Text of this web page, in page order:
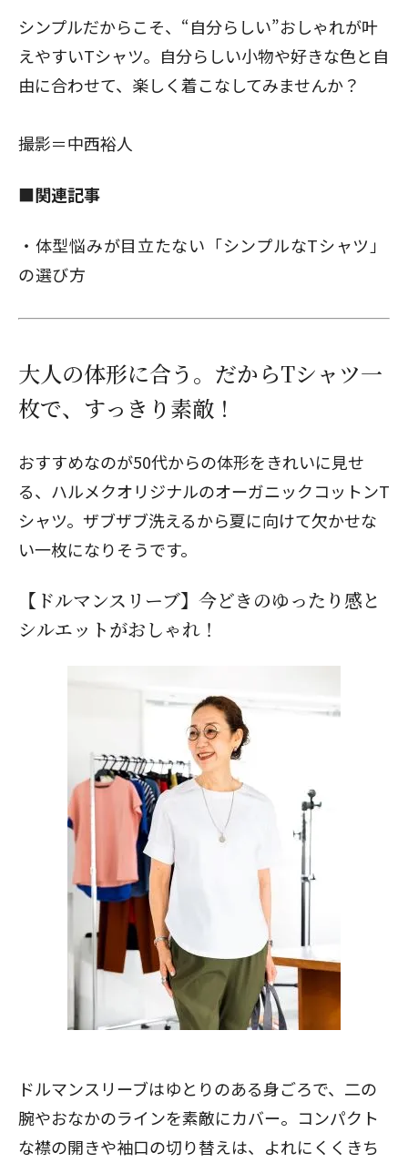
シンプルだからこそ、“自分らしい”おしゃれが叶
えやすいTシャツ。自分らしい小物や好きな色と自
由に合わせて、楽しく着こなしてみませんか？
撮影＝中西裕人
■関連記事
体型悩みが目立たない「シンプルなTシャツ」
の選び方
大人の体形に合う。だからTシャツ一
枚で、すっきり素敵！
おすすめなのが50代からの体形をきれいに見せ
る、ハルメクオリジナルのオーガニックコットンT
シャツ。ザブザブ洗えるから夏に向けて欠かせな
い一枚になりそうです。
【ドルマンスリーブ】今どきのゆったり感と
シルエットがおしゃれ！
ドルマンスリーブはゆとりのある身ごろで、二の
腕やおなかのラインを素敵にカバー。コンパクト
な襟の開きや袖口の切り替えは、よれにくくきち
閉じる